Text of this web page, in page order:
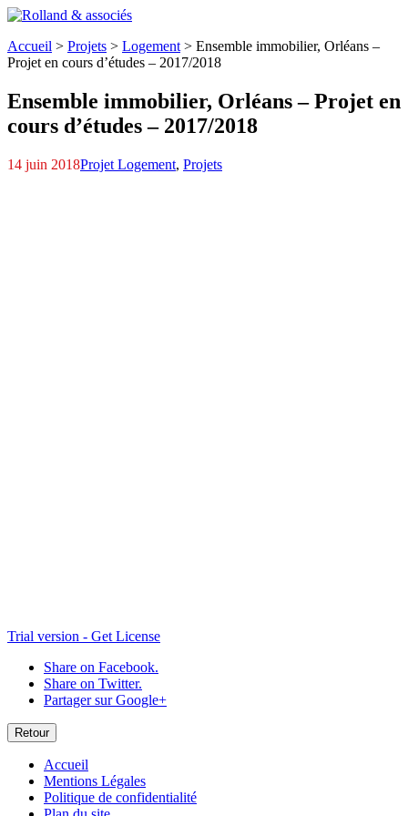
Accueil > Projets > Logement > Ensemble immobilier, Orléans –
Projet en cours d’études – 2017/2018
Ensemble immobilier, Orléans – Projet en
cours d’études – 2017/2018
14 juin 2018Projet Logement, Projets
Trial version - Get License
Share on Facebook.
Share on Twitter.
Partager sur Google+
Retour
Accueil
Mentions Légales
Politique de confidentialité